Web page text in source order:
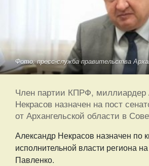
Фото: пресс-служба правительства
Член партии КПРФ, миллиардер
Некрасов назначен на пост
от Архангельской области в
Александр Некрасов назначен по
исполнительной власти региона
Павленко.